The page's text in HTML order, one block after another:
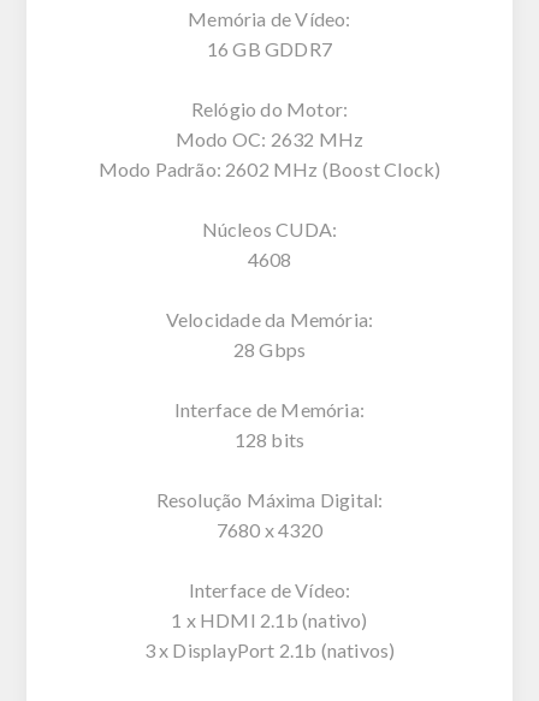
Memória de Vídeo:
16 GB GDDR7
Relógio do Motor:
Modo OC: 2632 MHz
Modo Padrão: 2602 MHz (Boost Clock)
Núcleos CUDA:
4608
Velocidade da Memória:
28 Gbps
Interface de Memória:
128 bits
Resolução Máxima Digital:
7680 x 4320
Interface de Vídeo:
1 x HDMI 2.1b (nativo)
3 x DisplayPort 2.1b (nativos)